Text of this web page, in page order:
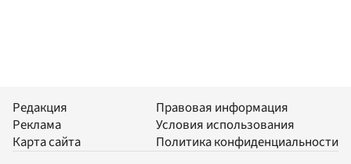
Редакция
Реклама
Карта сайта
Правовая информация
Условия использования
Политика конфиденциальности